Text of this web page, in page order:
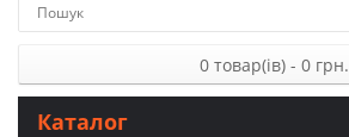
0 товар(ів) - 0 грн.
Каталог